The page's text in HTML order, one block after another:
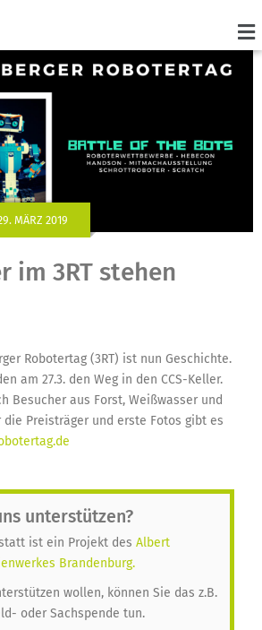
MÄRZ 2019
im 3RT stehen
Robotertag (3RT) ist nun Geschichte.
am 27.3. den Weg in den CCS-Keller.
Besucher aus Forst, Weißwasser und
Preisträger und erste Fotos gibt es
unterstützen?
ist ein Projekt des Albert
Brandenburg.
wollen, können Sie das z.B.
oder Sachspende tun.